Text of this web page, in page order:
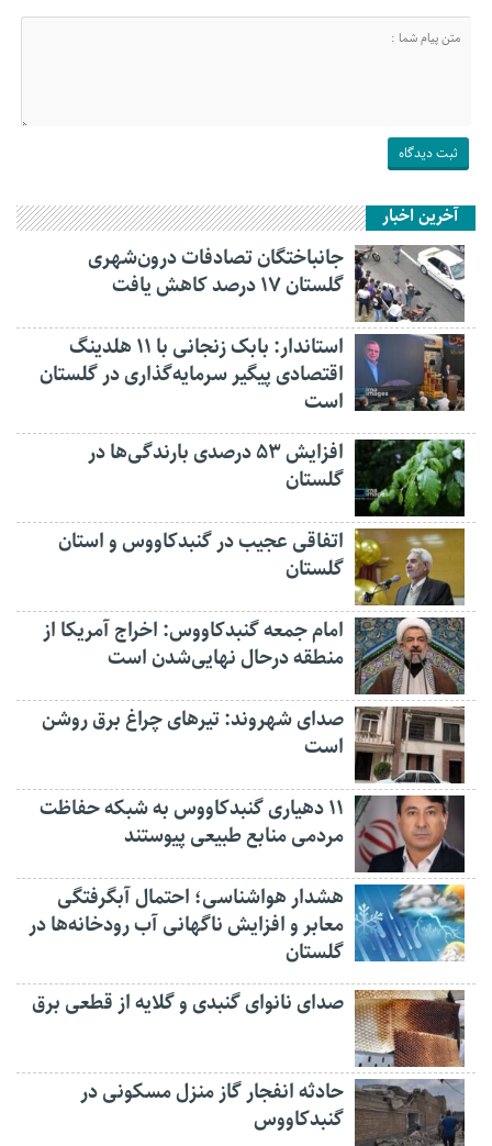
آخرین اخبار
جانباختگان تصادفات درون‌شهری
گلستان ۱۷ درصد کاهش یافت
استاندار: بابک زنجانی با ۱۱ هلدینگ
اقتصادی پیگیر سرمایه‌گذاری در گلستان
است
افزایش ۵۳ درصدی بارندگی‌ها در
گلستان
اتفاقی عجیب در‌ گنبدکاووس و استان
گلستان
امام جمعه گنبدکاووس: اخراج آمریکا از
منطقه درحال نهایی‌شدن است
صدای شهروند: تیرهای چراغ برق روشن
است
۱۱ دهیاری گنبدکاووس به شبکه حفاظت
مردمی منابع طبیعی پیوستند
هشدار هواشناسی؛ احتمال آبگرفتگی
معابر و افزایش ناگهانی آب رودخانه‌ها در
گلستان
صدای نانوای گنبدی و گلایه از قطعی برق
حادثه انفجار گاز منزل مسکونی در
گنبدکاووس